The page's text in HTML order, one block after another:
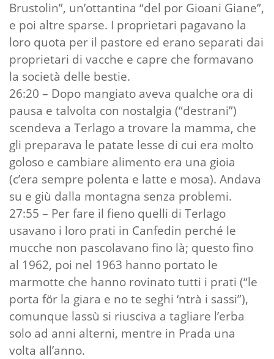
Brustolin”, un’ottantina “del por Gioani Giane”,
e poi altre sparse. I proprietari pagavano la
loro quota per il pastore ed erano separati dai
proprietari di vacche e capre che formavano
la società delle bestie.
26:20 – Dopo mangiato aveva qualche ora di
pausa e talvolta con nostalgia (“destrani”)
scendeva a Terlago a trovare la mamma, che
gli preparava le patate lesse di cui era molto
goloso e cambiare alimento era una gioia
(c’era sempre polenta e latte e mosa). Andava
su e giù dalla montagna senza problemi.
27:55 – Per fare il fieno quelli di Terlago
usavano i loro prati in Canfedin perché le
mucche non pascolavano fino là; questo fino
al 1962, poi nel 1963 hanno portato le
marmotte che hanno rovinato tutti i prati (“le
porta för la giara e no te seghi ‘ntrà i sassi”),
comunque lassù si riusciva a tagliare l’erba
solo ad anni alterni, mentre in Prada una
volta all’anno.